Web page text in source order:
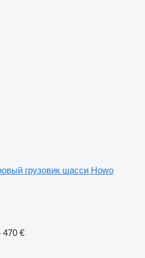
грузовик шасси Howo
470 €